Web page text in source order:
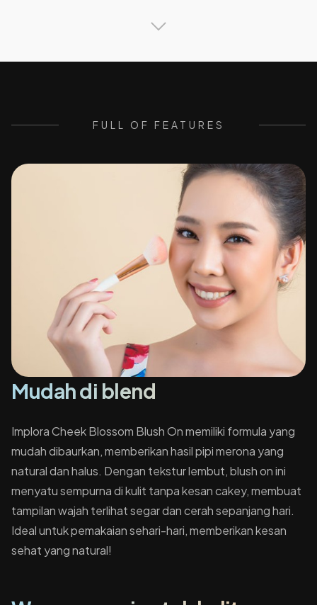
FULL OF FEATURES
Mudah di blend
Implora Cheek Blossom Blush On memiliki formula yang
mudah dibaurkan, memberikan hasil pipi merona yang
natural dan halus. Dengan tekstur lembut, blush on ini
menyatu sempurna di kulit tanpa kesan cakey, membuat
tampilan wajah terlihat segar dan cerah sepanjang hari.
Ideal untuk pemakaian sehari-hari, memberikan kesan
sehat yang natural!